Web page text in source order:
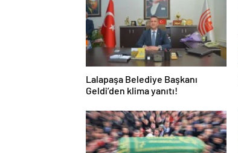
Lalapaşa Belediye Başkanı
Geldi’den klima yanıtı!